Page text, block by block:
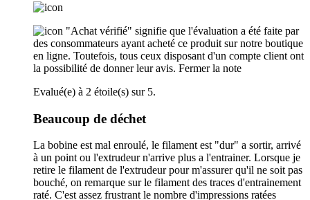
"Achat vérifié" signifie que l'évaluation a été faite par
des consommateurs ayant acheté ce produit sur notre boutique
en ligne. Toutefois, tous ceux disposant d'un compte client ont
la possibilité de donner leur avis. Fermer la note
Evalué(e) à 2 étoile(s) sur 5.
Beaucoup de déchet
La bobine est mal enroulé, le filament est "dur" a sortir, arrivé
à un point ou l'extrudeur n'arrive plus a l'entrainer. Lorsque je
retire le filament de l'extrudeur pour m'assurer qu'il ne soit pas
bouché, on remarque sur le filament des traces d'entrainement
raté. C'est assez frustrant le nombre d'impressions ratées